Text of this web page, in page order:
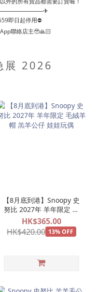
即日起停用⛔️
聯絡店主🥹🙏🏻
展 2026
【8月底到港】Snoopy 史
努比 2027年 羊年限定 毛
絨羊帽 羔羊公仔 娃娃玩偶
HK$365.00
HK$420.00 13% OFF